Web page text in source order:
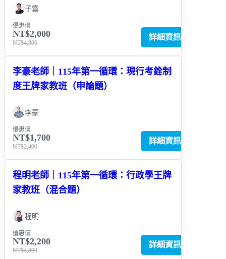
子雲
優惠價
NT$2,000
NT$4,800
詳細資訊
李豪老師｜115年第一循環：現行考銓制
度王牌家教班（申論題）
李豪
優惠價
NT$1,700
NT$2,400
詳細資訊
程明老師｜115年第一循環：行政學王牌
家教班（混合題）
程明
優惠價
NT$2,200
NT$4,800
詳細資訊